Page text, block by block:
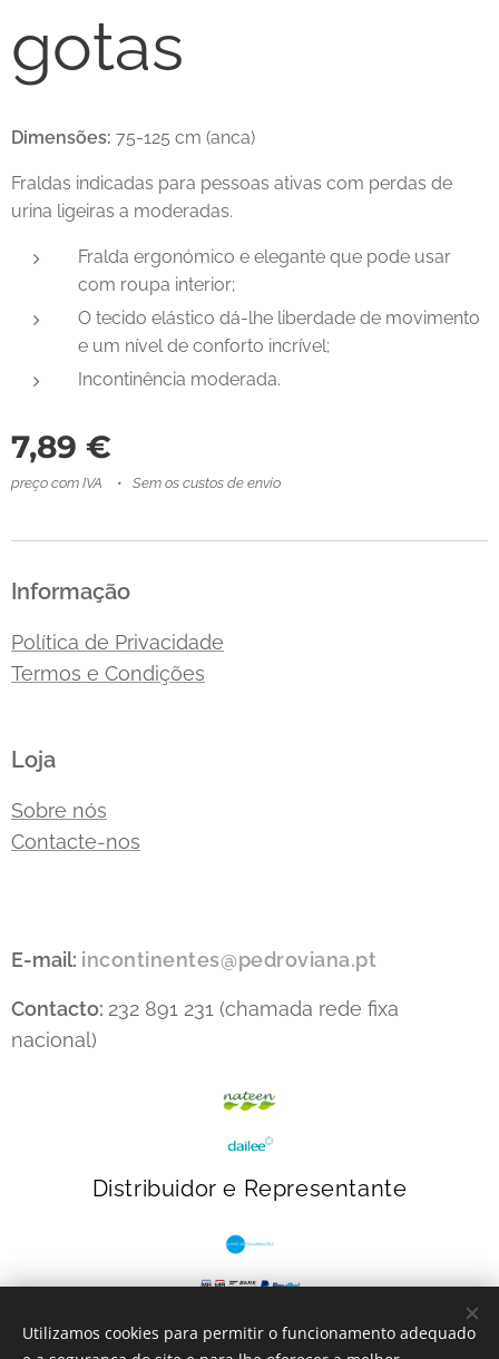
gotas
Dimensões: 75-125 cm (anca)
Fraldas indicadas para pessoas ativas com perdas de
urina ligeiras a moderadas.
Fralda ergonómico e elegante que pode usar
com roupa interior;
O tecido elástico dá-lhe liberdade de movimento
e um nível de conforto incrível;
Incontinência moderada.
7,89 €
preço com IVA Sem os custos de envio
Informação
Política de Privacidade
Termos e Condições
Loja
Sobre nós
Contacte-nos
E-mail: incontinentes@pedroviana.pt
Contacto: 232 891 231 (chamada rede fixa
nacional)
Distribuidor e Representante
Utilizamos cookies para permitir o funcionamento adequado